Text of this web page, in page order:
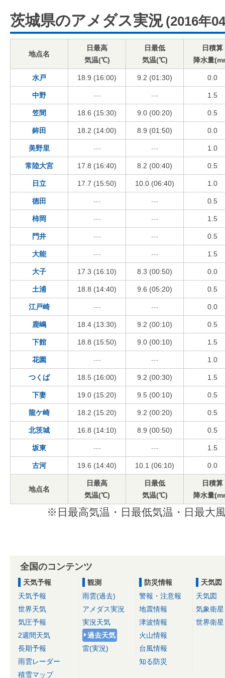
茨城県のアメダス実況 (2016年
地点名
日最高
気温(℃)
日最低
気温(℃)
日積算
降水量
水戸 18.9 (16:00) 9.2 (01:30) 0.0
中野 --- --- 1.5
笠間 18.6 (15:30) 9.0 (00:20) 0.5
鉾田 18.2 (14:00) 8.9 (01:50) 0.0
美野里 --- --- 1.0
常陸大宮 17.8 (16:40) 8.2 (00:40) 0.5
日立 17.7 (15:50) 10.0 (06:40) 1.0
徳田 --- --- 0.5
柿岡 --- --- 1.5
門井 --- --- 0.5
大能 --- --- 1.5
大子 17.3 (16:10) 8.3 (00:50) 0.0
土浦 18.8 (14:40) 9.6 (05:20) 0.5
江戸崎 --- --- 0.0
鹿嶋 18.4 (13:30) 9.2 (00:10) 0.5
下館 18.8 (15:50) 9.0 (00:10) 1.5
花園 --- --- 1.0
つくば 18.5 (16:00) 9.2 (00:30) 1.5
下妻 19.0 (15:20) 9.5 (00:10) 0.5
龍ケ崎 18.2 (15:20) 9.2 (00:20) 0.5
北茨城 16.8 (14:10) 8.9 (00:50) 0.5
坂東 --- --- 1.5
古河 19.6 (14:40) 10.1 (06:10) 0.0
地点名
日最高
気温(℃)
日最低
気温(℃)
日積算
降水量
※日最高気温・日最低気温・日最大
全国のコンテンツ
天気予報
天気予報
世界天気
気圧予報
2週間天気
長期予報
雨雲レーダー
積雪マップ
観測
雨雲(過去)
アメダス実況
実況天気
過去天気
雷(実況)
防災情報
警報・注意報
地震情報
津波情報
火山情報
台風情報
知る防災
天気図
天気図
気象衛星
世界衛星